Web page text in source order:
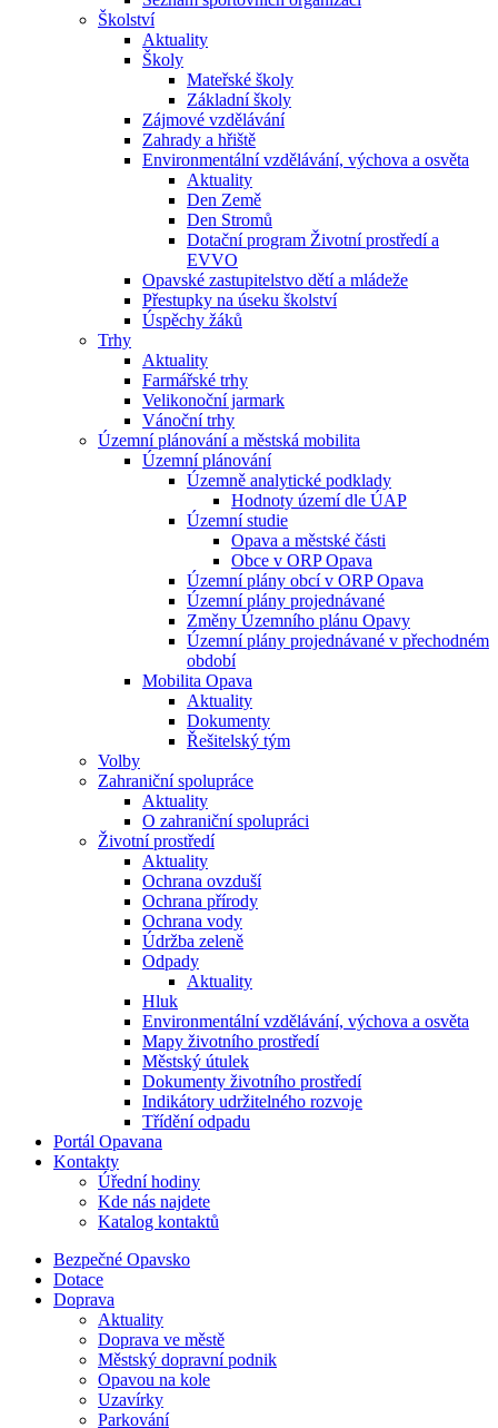
Školství
Aktuality
Školy
Mateřské školy
Základní školy
Zájmové vzdělávání
Zahrady a hřiště
Environmentální vzdělávání, výchova a osvěta
Aktuality
Den Země
Den Stromů
Dotační program Životní prostředí a
EVVO
Opavské zastupitelstvo dětí a mládeže
Přestupky na úseku školství
Úspěchy žáků
Trhy
Aktuality
Farmářské trhy
Velikonoční jarmark
Vánoční trhy
Územní plánování a městská mobilita
Územní plánování
Územně analytické podklady
Hodnoty území dle ÚAP
Územní studie
Opava a městské části
Obce v ORP Opava
Územní plány obcí v ORP Opava
Územní plány projednávané
Změny Územního plánu Opavy
Územní plány projednávané v přechodném
období
Mobilita Opava
Aktuality
Dokumenty
Řešitelský tým
Volby
Zahraniční spolupráce
Aktuality
O zahraniční spolupráci
Životní prostředí
Aktuality
Ochrana ovzduší
Ochrana přírody
Ochrana vody
Údržba zeleně
Odpady
Aktuality
Hluk
Environmentální vzdělávání, výchova a osvěta
Mapy životního prostředí
Městský útulek
Dokumenty životního prostředí
Indikátory udržitelného rozvoje
Třídění odpadu
Portál Opavana
Kontakty
Úřední hodiny
Kde nás najdete
Katalog kontaktů
Bezpečné Opavsko
Dotace
Doprava
Aktuality
Doprava ve městě
Městský dopravní podnik
Opavou na kole
Uzavírky
Parkování